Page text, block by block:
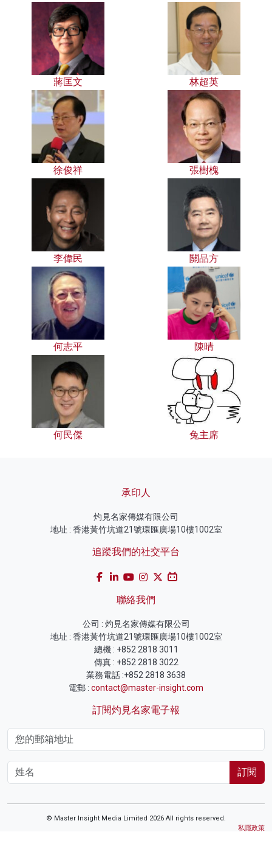
蔣匡文 林超英
徐俊祥 張樹槐
李偉民 關品方
何志平 陳晴
何民傑 兔主席
承印人
灼見名家傳媒有限公司
地址 : 香港黃竹坑道21號環匯廣場10樓1002室
追蹤我們的社交平台
聯絡我們
公司 : 灼見名家傳媒有限公司
地址 : 香港黃竹坑道21號環匯廣場10樓1002室
總機 : +852 2818 3011
傳真 : +852 2818 3022
業務電話 :+852 2818 3638
電郵 : contact@master-insight.com
訂閱灼見名家電子報
訂閱
© Master Insight Media Limited 2026 All rights reserved.
私隱政策